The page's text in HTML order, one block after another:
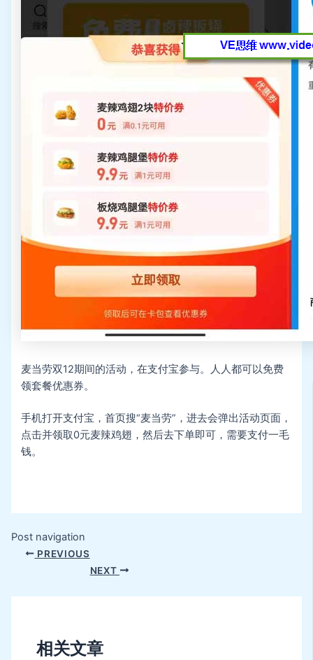
麦当劳双12期间的活动，在支付宝参与。人人都可以免费
领套餐优惠券。
手机打开支付宝，首页搜“麦当劳”，进去会弹出活动页面，
点击并领取0元麦辣鸡翅，然后去下单即可，需要支付一毛
钱。
Post navigation
PREVIOUS
NEXT
相关文章